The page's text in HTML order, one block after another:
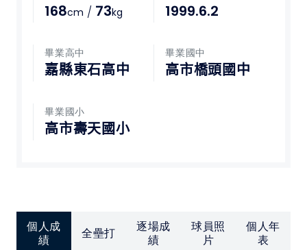
教育部體育署
中華民國大專院校體育總會
168cm / 73kg 1999.6.2
畢業高中
嘉縣東石高中
畢業國中
高市橋頭國中
畢業國小
高市壽天國小
個人成
績
全壘打
逐場成
績
球員照
片
個人年
表